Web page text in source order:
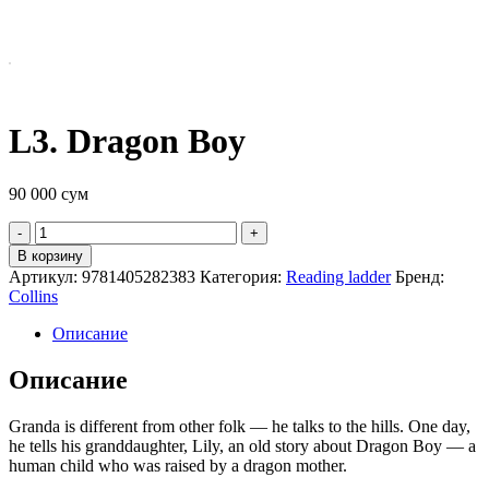
L3. Dragon Boy
90 000 сум
Quantity
В корзину
Артикул: 9781405282383 Категория: Reading ladder Бренд:
Collins
Описание
Описание
Granda is different from other folk — he talks to the hills. One day,
he tells his granddaughter, Lily, an old story about Dragon Boy — a
human child who was raised by a dragon mother.